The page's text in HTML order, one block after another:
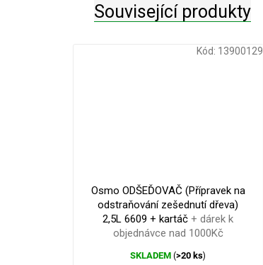
Související produkty
Osmo ODŠEĎOVAČ (Přípravek na
odstraňování zešednutí dřeva)
2,5L 6609 + kartáč+ dárek k
objednávce nad 1000Kč
SKLADEM(>20 ks)
Kód: 13900129